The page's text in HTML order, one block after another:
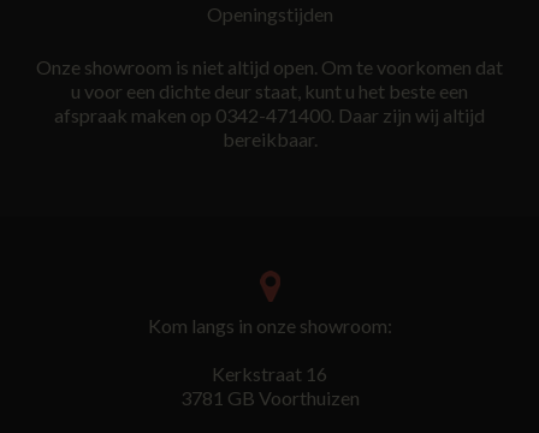
Openingstijden
Onze showroom is niet altijd open. Om te voorkomen dat
u voor een dichte deur staat, kunt u het beste een
afspraak maken op 0342-471400. Daar zijn wij altijd
bereikbaar.
Kom langs in onze showroom:
Kerkstraat 16
3781 GB Voorthuizen